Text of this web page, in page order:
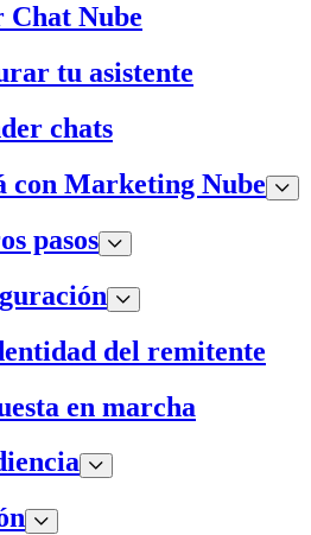
Nube
tu asistente
chats
con Marketing Nube
pasos
del remitente
en marcha